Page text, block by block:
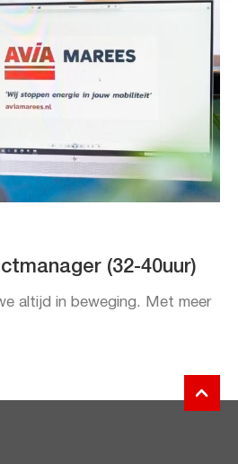
(32-40uur)
altijd in beweging. Met meer